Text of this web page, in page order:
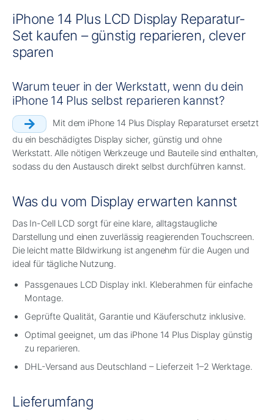
iPhone 14 Plus LCD Display Reparatur-
Set kaufen – günstig reparieren, clever
sparen
Warum teuer in der Werkstatt, wenn du dein
iPhone 14 Plus selbst reparieren kannst?
Mit dem iPhone 14 Plus Display Reparaturset ersetzt
du ein beschädigtes Display sicher, günstig und ohne
Werkstatt. Alle nötigen Werkzeuge und Bauteile sind enthalten,
sodass du den Austausch direkt selbst durchführen kannst.
Was du vom Display erwarten kannst
Das In-Cell LCD sorgt für eine klare, alltagstaugliche
Darstellung und einen zuverlässig reagierenden Touchscreen.
Die leicht matte Bildwirkung ist angenehm für die Augen und
ideal für tägliche Nutzung.
Passgenaues LCD Display inkl. Kleberahmen für einfache
Montage.
Geprüfte Qualität, Garantie und Käuferschutz inklusive.
Optimal geeignet, um das iPhone 14 Plus Display günstig
zu reparieren.
DHL-Versand aus Deutschland – Lieferzeit 1–2 Werktage.
Lieferumfang